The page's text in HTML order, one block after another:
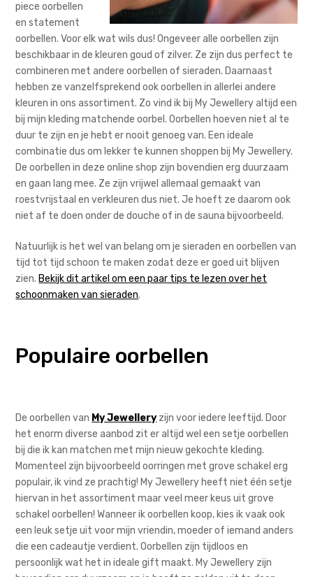
piece oorbellen
en statement
oorbellen. Voor elk wat wils dus! Ongeveer alle oorbellen zijn
beschikbaar in de kleuren goud of zilver. Ze zijn dus perfect te
combineren met andere oorbellen of sieraden. Daarnaast
hebben ze vanzelfsprekend ook oorbellen in allerlei andere
kleuren in ons assortiment. Zo vind ik bij My Jewellery altijd een
bij mijn kleding matchende oorbel. Oorbellen hoeven niet al te
duur te zijn en je hebt er nooit genoeg van. Een ideale
combinatie dus om lekker te kunnen shoppen bij My Jewellery.
De oorbellen in deze online shop zijn bovendien erg duurzaam
en gaan lang mee. Ze zijn vrijwel allemaal gemaakt van
roestvrijstaal en verkleuren dus niet. Je hoeft ze daarom ook
niet af te doen onder de douche of in de sauna bijvoorbeeld.
Natuurlijk is het wel van belang om je sieraden en oorbellen van
tijd tot tijd schoon te maken zodat deze er goed uit blijven
zien.Bekijk dit artikel om een paar tips te lezen over het
schoonmaken van sieraden.
Populaire oorbellen
De oorbellen van My Jewellery zijn voor iedere leeftijd. Door
het enorm diverse aanbod zit er altijd wel een setje oorbellen
bij die ik kan matchen met mijn nieuw gekochte kleding.
Momenteel zijn bijvoorbeeld oorringen met grove schakel erg
populair, ik vind ze prachtig! My Jewellery heeft niet één setje
hiervan in het assortiment maar veel meer keus uit grove
schakel oorbellen! Wanneer ik oorbellen koop, kies ik vaak ook
een leuk setje uit voor mijn vriendin, moeder of iemand anders
die een cadeautje verdient. Oorbellen zijn tijdloos en
persoonlijk wat het in ideale gift maakt. My Jewellery zijn